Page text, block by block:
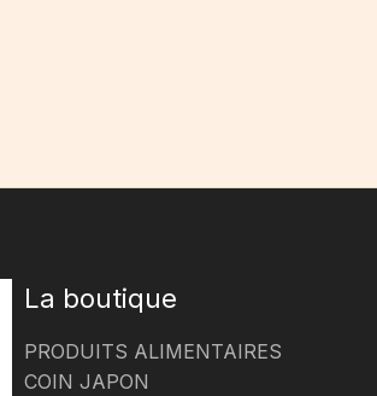
La boutique
PRODUITS ALIMENTAIRES
COIN JAPON